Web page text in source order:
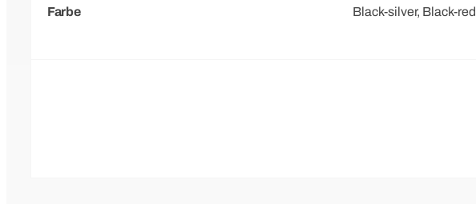
Farbe Black-silver, Black-red